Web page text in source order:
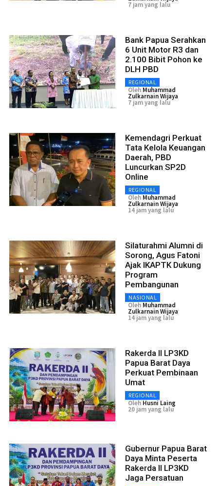
7 jam yang lalu
Bank Papua Serahkan
6 Unit Motor R3 dan
2.100 Bibit Pohon ke
DLH PBD
REGIONAL
Oleh Muhammad
Zulkarnain Wijaya
7 jam yang lalu
Kemendagri Perkuat
Tata Kelola Keuangan
Daerah, PBD
Luncurkan SP2D
Online
REGIONAL
Oleh Muhammad
Zulkarnain Wijaya
14 jam yang lalu
Silaturahmi Alumni di
Sorong, Agus Fatoni
Ajak IKAPTK Dukung
Program
Pembangunan
NASIONAL
Oleh Muhammad
Zulkarnain Wijaya
14 jam yang lalu
Rakerda II LP3KD
Papua Barat Daya
Perkuat Pembinaan
Umat
REGIONAL
Oleh Husni Laing
20 jam yang lalu
Gubernur Papua Barat
Daya Minta Peserta
Rakerda II LP3KD
Jaga Persatuan